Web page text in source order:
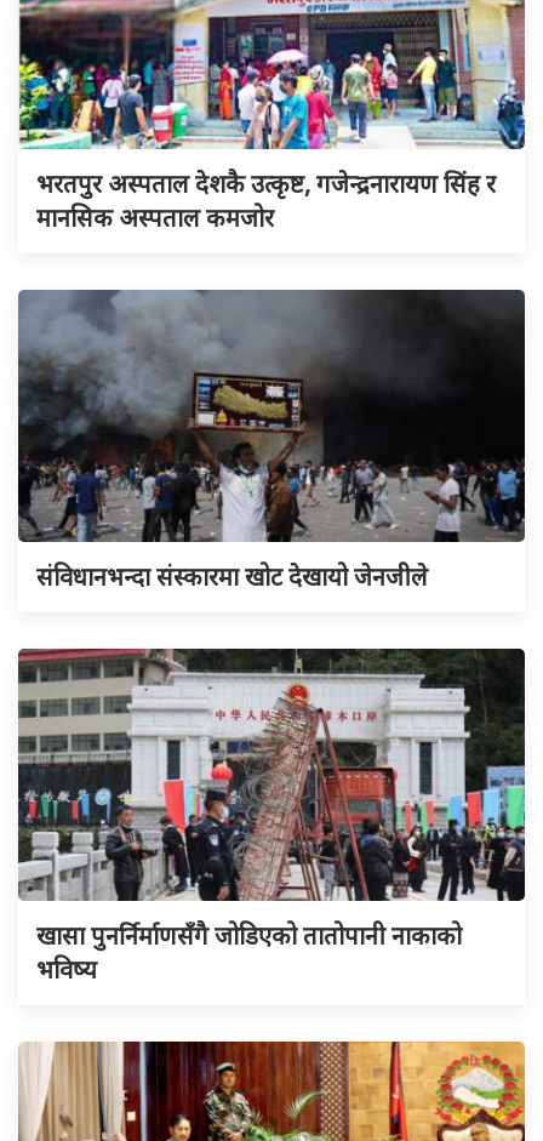
भरतपुर अस्पताल देशकै उत्कृष्ट, गजेन्द्रनारायण सिंह र
मानसिक अस्पताल कमजोर
संविधानभन्दा संस्कारमा खोट देखायो जेनजीले
खासा पुनर्निर्माणसँगै जोडिएको तातोपानी नाकाको
भविष्य